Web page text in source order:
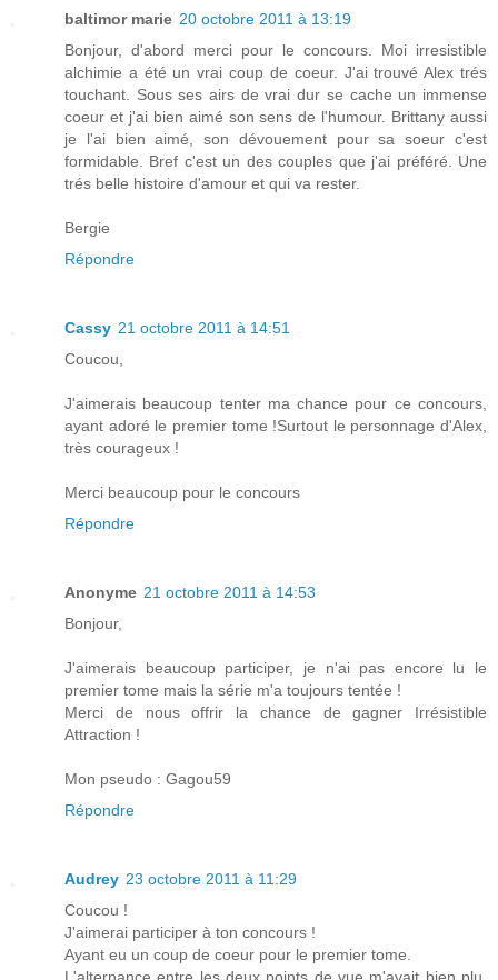
baltimor marie 20 octobre 2011 à 13:19
Bonjour, d'abord merci pour le concours. Moi irresistible
alchimie a été un vrai coup de coeur. J'ai trouvé Alex trés
touchant. Sous ses airs de vrai dur se cache un immense
coeur et j'ai bien aimé son sens de l'humour. Brittany aussi
je l'ai bien aimé, son dévouement pour sa soeur c'est
formidable. Bref c'est un des couples que j'ai préféré. Une
trés belle histoire d'amour et qui va rester.
Bergie
Répondre
Cassy 21 octobre 2011 à 14:51
Coucou,
J'aimerais beaucoup tenter ma chance pour ce concours,
ayant adoré le premier tome !Surtout le personnage d'Alex,
très courageux !
Merci beaucoup pour le concours
Répondre
Anonyme 21 octobre 2011 à 14:53
Bonjour,
J'aimerais beaucoup participer, je n'ai pas encore lu le
premier tome mais la série m'a toujours tentée !
Merci de nous offrir la chance de gagner Irrésistible
Attraction !
Mon pseudo : Gagou59
Répondre
Audrey 23 octobre 2011 à 11:29
Coucou !
J'aimerai participer à ton concours !
Ayant eu un coup de coeur pour le premier tome.
L'alternance entre les deux points de vue m'avait bien plu.